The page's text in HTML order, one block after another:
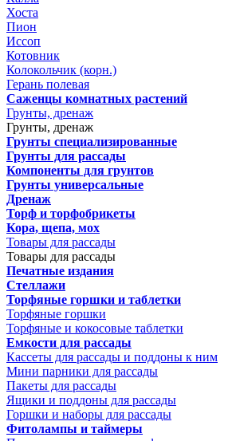
Хоста
Пион
Иссоп
Котовник
Колокольчик (корн.)
Герань полевая
Саженцы комнатных растений
Грунты, дренаж
Грунты, дренаж
Грунты специализированные
Грунты для рассады
Компоненты для грунтов
Грунты универсальные
Дренаж
Торф и торфобрикеты
Кора, щепа, мох
Товары для рассады
Товары для рассады
Печатные издания
Стеллажи
Торфяные горшки и таблетки
Торфяные горшки
Торфяные и кокосовые таблетки
Емкости для рассады
Кассеты для рассады и поддоны к ним
Мини парники для рассады
Пакеты для рассады
Ящики и поддоны для рассады
Горшки и наборы для рассады
Фитолампы и таймеры